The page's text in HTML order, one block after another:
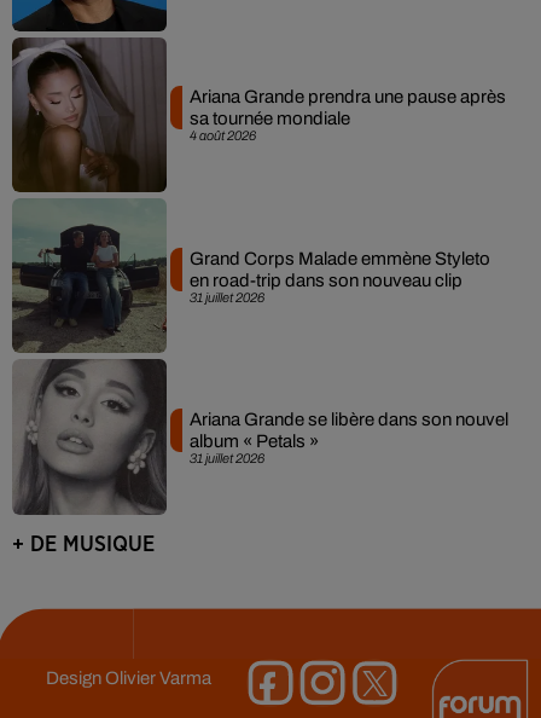
4 août 2026
Ariana Grande prendra une pause après
sa tournée mondiale
31 juillet 2026
Grand Corps Malade emmène Styleto
en road-trip dans son nouveau clip
31 juillet 2026
Ariana Grande se libère dans son nouvel
album « Petals »
+ DE MUSIQUE
DesignOlivier Varma